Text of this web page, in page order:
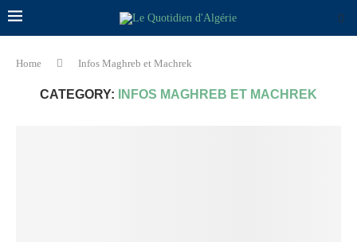
Home Infos Maghreb et Machrek
CATEGORY: INFOS MAGHREB ET MACHREK